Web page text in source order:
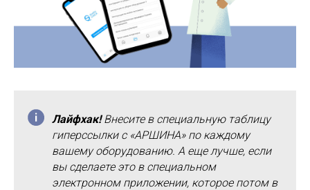
Лайфхак!Внесите в специальную таблицу
гиперссылки с «АРШИНА» по каждому
вашему оборудованию. А еще лучше, если
вы сделаете это в специальном
электронном приложении, которое потом в